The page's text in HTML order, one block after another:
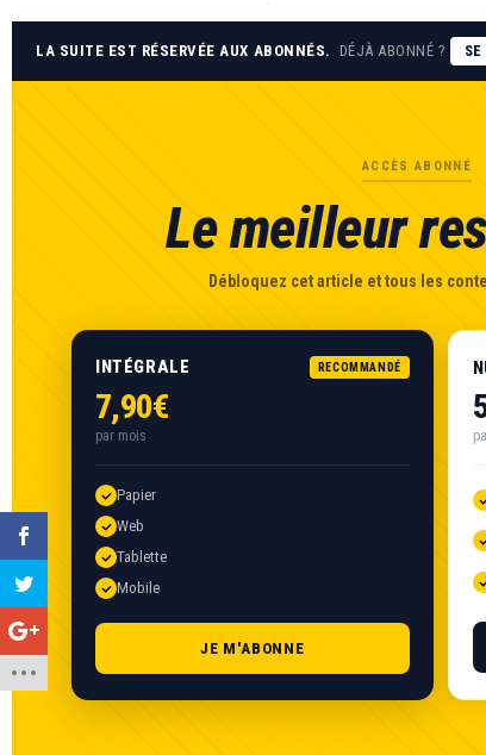
LA SUITE EST RÉSERVÉE AUX ABONNÉS. DÉJÀ ABONNÉ ?
ACCÈS ABONNÉ
Le meilleur
Débloquez cet article et tous les
INTÉGRALE RECOMMANDÉ
7,90€
par mois
Papier
Web
Tablette
Mobile
JE M'ABONNE